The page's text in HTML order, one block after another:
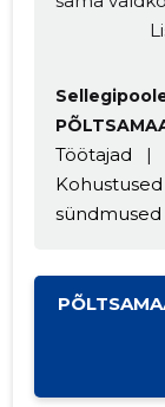
Töötajad |
Kohustused
sündmused